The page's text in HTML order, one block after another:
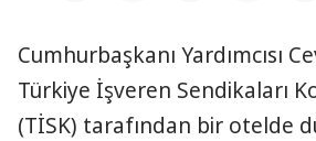
Cumhurbaşkanı Yardımcısı
Türkiye İşveren Sendikaları
(TİSK) tarafından bir otelde